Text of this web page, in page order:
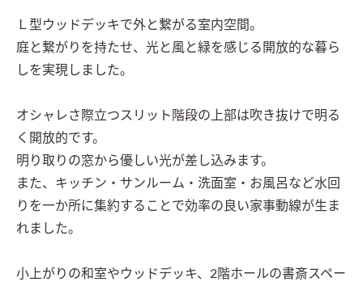
Ｌ型ウッドデッキで外と繋がる室内空間。
庭と繋がりを持たせ、光と風と緑を感じる開放的な暮ら
しを実現しました。
オシャレさ際立つスリット階段の上部は吹き抜けで明る
く開放的です。
明り取りの窓から優しい光が差し込みます。
また、キッチン・サンルーム・洗面室・お風呂など水回
りを一か所に集約することで効率の良い家事動線が生ま
れました。
小上がりの和室やウッドデッキ、2階ホールの書斎スペー